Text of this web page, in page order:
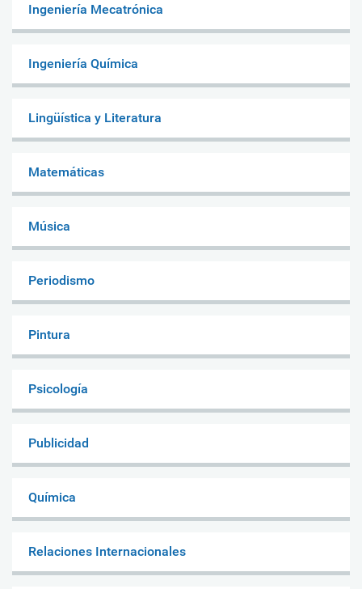
Ingeniería Mecatrónica
Ingeniería Química
Lingüística y Literatura
Matemáticas
Música
Periodismo
Pintura
Psicología
Publicidad
Química
Relaciones Internacionales